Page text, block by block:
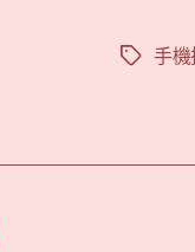
標 手